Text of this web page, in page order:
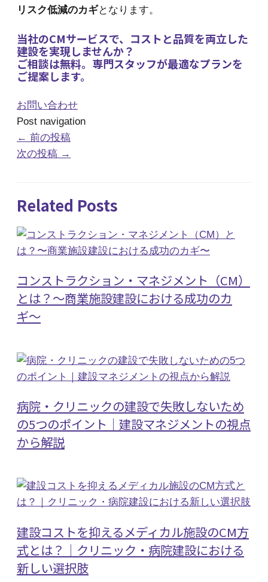
リスク低減のカギとなります。
当社のCMサービスで、コストと品質を両立した
建設を実現しませんか？
ご相談は無料。専門スタッフが最適なプランを
ご提案します。
お問い合わせ
Post navigation
← 前の投稿
次の投稿 →
Related Posts
コンストラクション・マネジメント（CM）
とは？〜商業施設建設における成功のカ
ギ〜
病院・クリニックの建設で失敗しないため
の5つのポイント｜建設マネジメントの視点
から解説
建設コストを抑えるメディカル施設のCM方
式とは？｜クリニック・病院建設における
新しい選択肢